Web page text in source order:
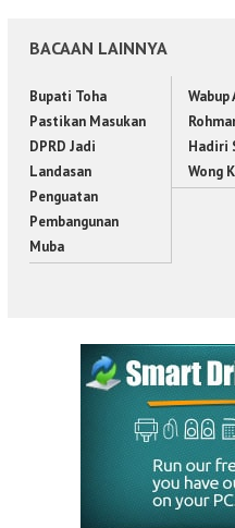
BACAAN LAINNYA
Bupati Toha
Pastikan Masukan
DPRD Jadi
Landasan
Penguatan
Pembangunan
Muba
Wabup
Hadiri
Wong